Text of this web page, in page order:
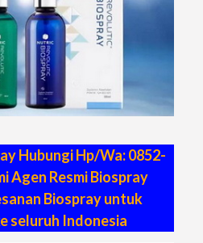
Hubungi Hp/Wa: 0852-
Agen Resmi Biospray
Biospray untuk
seluruh Indonesia